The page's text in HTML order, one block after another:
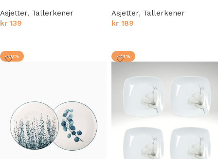
Asjetter, Tallerkener
kr 139
Asjetter, Tallerkener
kr 189
-50% -30%